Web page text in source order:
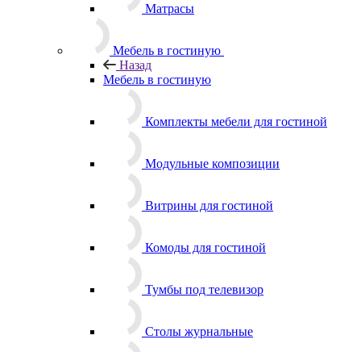
Матрасы
Мебель в гостиную
Назад
Мебель в гостиную
Комплекты мебели для гостиной
Модульные композиции
Витрины для гостиной
Комоды для гостиной
Тумбы под телевизор
Столы журнальные